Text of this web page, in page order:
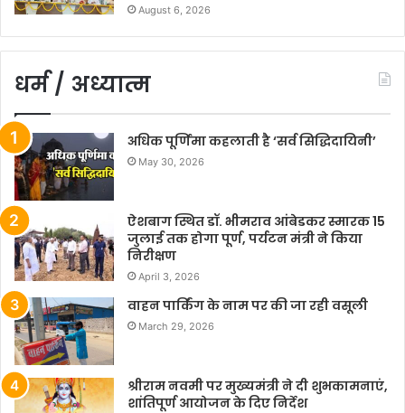
August 6, 2026
धर्म / अध्यात्म
अधिक पूर्णिमा कहलाती है ‘सर्व सिद्धिदायिनी’
May 30, 2026
ऐशबाग स्थित डॉ. भीमराव आंबेडकर स्मारक 15
जुलाई तक होगा पूर्ण, पर्यटन मंत्री ने किया
निरीक्षण
April 3, 2026
वाहन पार्किंग के नाम पर की जा रही वसूली
March 29, 2026
श्रीराम नवमी पर मुख्यमंत्री ने दी शुभकामनाएं,
शांतिपूर्ण आयोजन के दिए निर्देश